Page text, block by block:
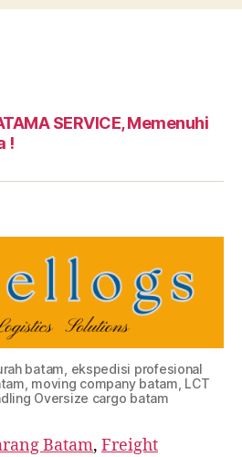
SERVICE, Memenuhi
!
batam, ekspedisi profesional
moving company batam, LCT
Oversize cargo batam
Batam, Freight